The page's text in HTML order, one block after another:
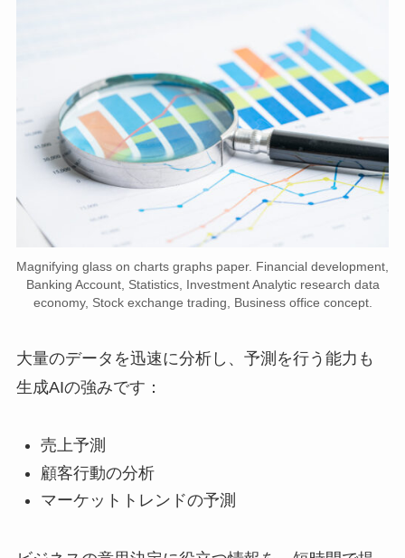
Magnifying glass on charts graphs paper. Financial development,
Banking Account, Statistics, Investment Analytic research data
economy, Stock exchange trading, Business office concept.
大量のデータを迅速に分析し、予測を行う能力も
生成AIの強みです：
売上予測
顧客行動の分析
マーケットトレンドの予測